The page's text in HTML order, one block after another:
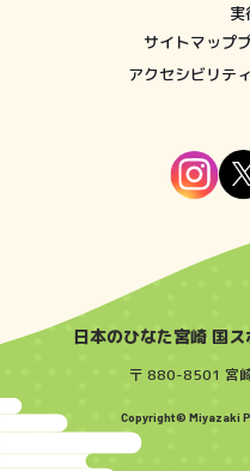
実
サイトマップ
アクセシビリテ
日本のひなた宮崎 国
〒 880-8501 宮
Copyright© Miyazaki